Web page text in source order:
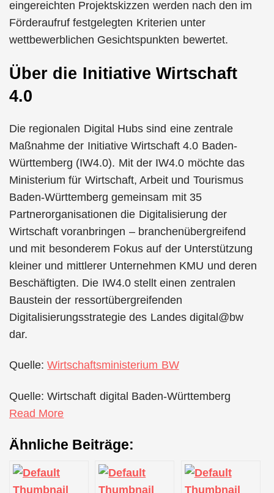
eingereichten Projektskizzen werden nach den im
Förderaufruf festgelegten Kriterien unter
wettbewerblichen Gesichtspunkten bewertet.
Über die Initiative Wirtschaft
4.0
Die regionalen Digital Hubs sind eine zentrale
Maßnahme der Initiative Wirtschaft 4.0 Baden-
Württemberg (IW4.0). Mit der IW4.0 möchte das
Ministerium für Wirtschaft, Arbeit und Tourismus
Baden-Württemberg gemeinsam mit 35
Partnerorganisationen die Digitalisierung der
Wirtschaft voranbringen – branchenübergreifend
und mit besonderem Fokus auf der Unterstützung
kleiner und mittlerer Unternehmen KMU und deren
Beschäftigten. Die IW4.0 stellt einen zentralen
Baustein der ressortübergreifenden
Digitalisierungsstrategie des Landes digital@bw
dar.
Quelle:Wirtschaftsministerium BW
Quelle: Wirtschaft digital Baden-Württemberg
Read More
Ähnliche Beiträge: